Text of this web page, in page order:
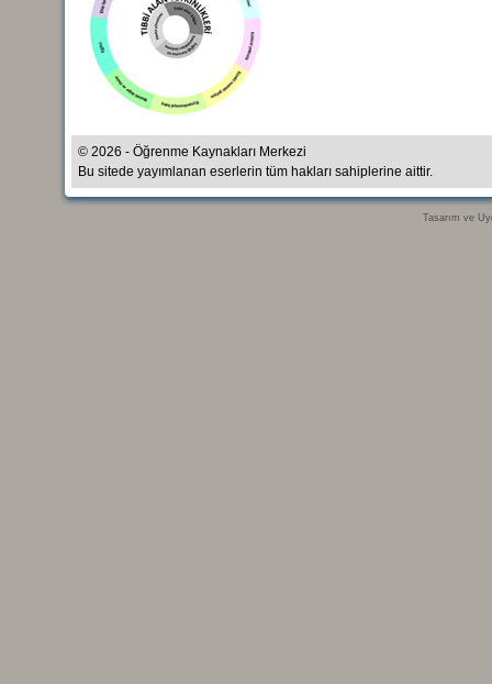
© 2026 - Öğrenme Kaynakları Merkezi
Bu sitede yayımlanan eserlerin tüm hakları sahiplerine aittir.
Tasarım ve